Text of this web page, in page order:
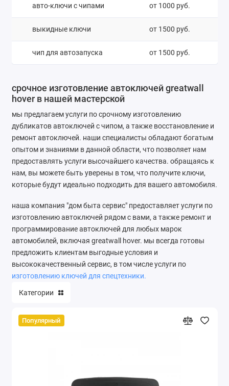
авто-ключи с чипами от 1000 руб.
выкидные ключи от 1500 руб.
чип для автозапуска от 1500 руб.
срочное изготовление автоключей greatwall
hover в нашей мастерской
мы предлагаем услуги по срочному изготовлению
дубликатов автоключей с чипом, а также восстановление и
ремонт автоключей. наши специалисты обладают богатым
опытом и знаниями в данной области, что позволяет нам
предоставлять услуги высочайшего качества. обращаясь к
нам, вы можете быть уверены в том, что получите ключи,
которые будут идеально подходить для вашего автомобиля.
наша компания "дом быта сервис" предоставляет услуги по
изготовлению автоключей рядом с вами, а также ремонт и
программирование автоключей для любых марок
автомобилей, включая greatwall hover. мы всегда готовы
предложить клиентам выгодные условия и
высококачественный сервис, в том числе услуги по
изготовлению ключей для спецтехники.
Категории
Популярный